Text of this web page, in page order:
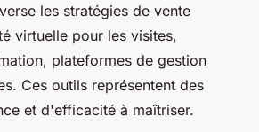
les stratégies de vente
virtuelle pour les visites,
plateformes de gestion
Ces outils représentent des
et d'efficacité à maîtriser.